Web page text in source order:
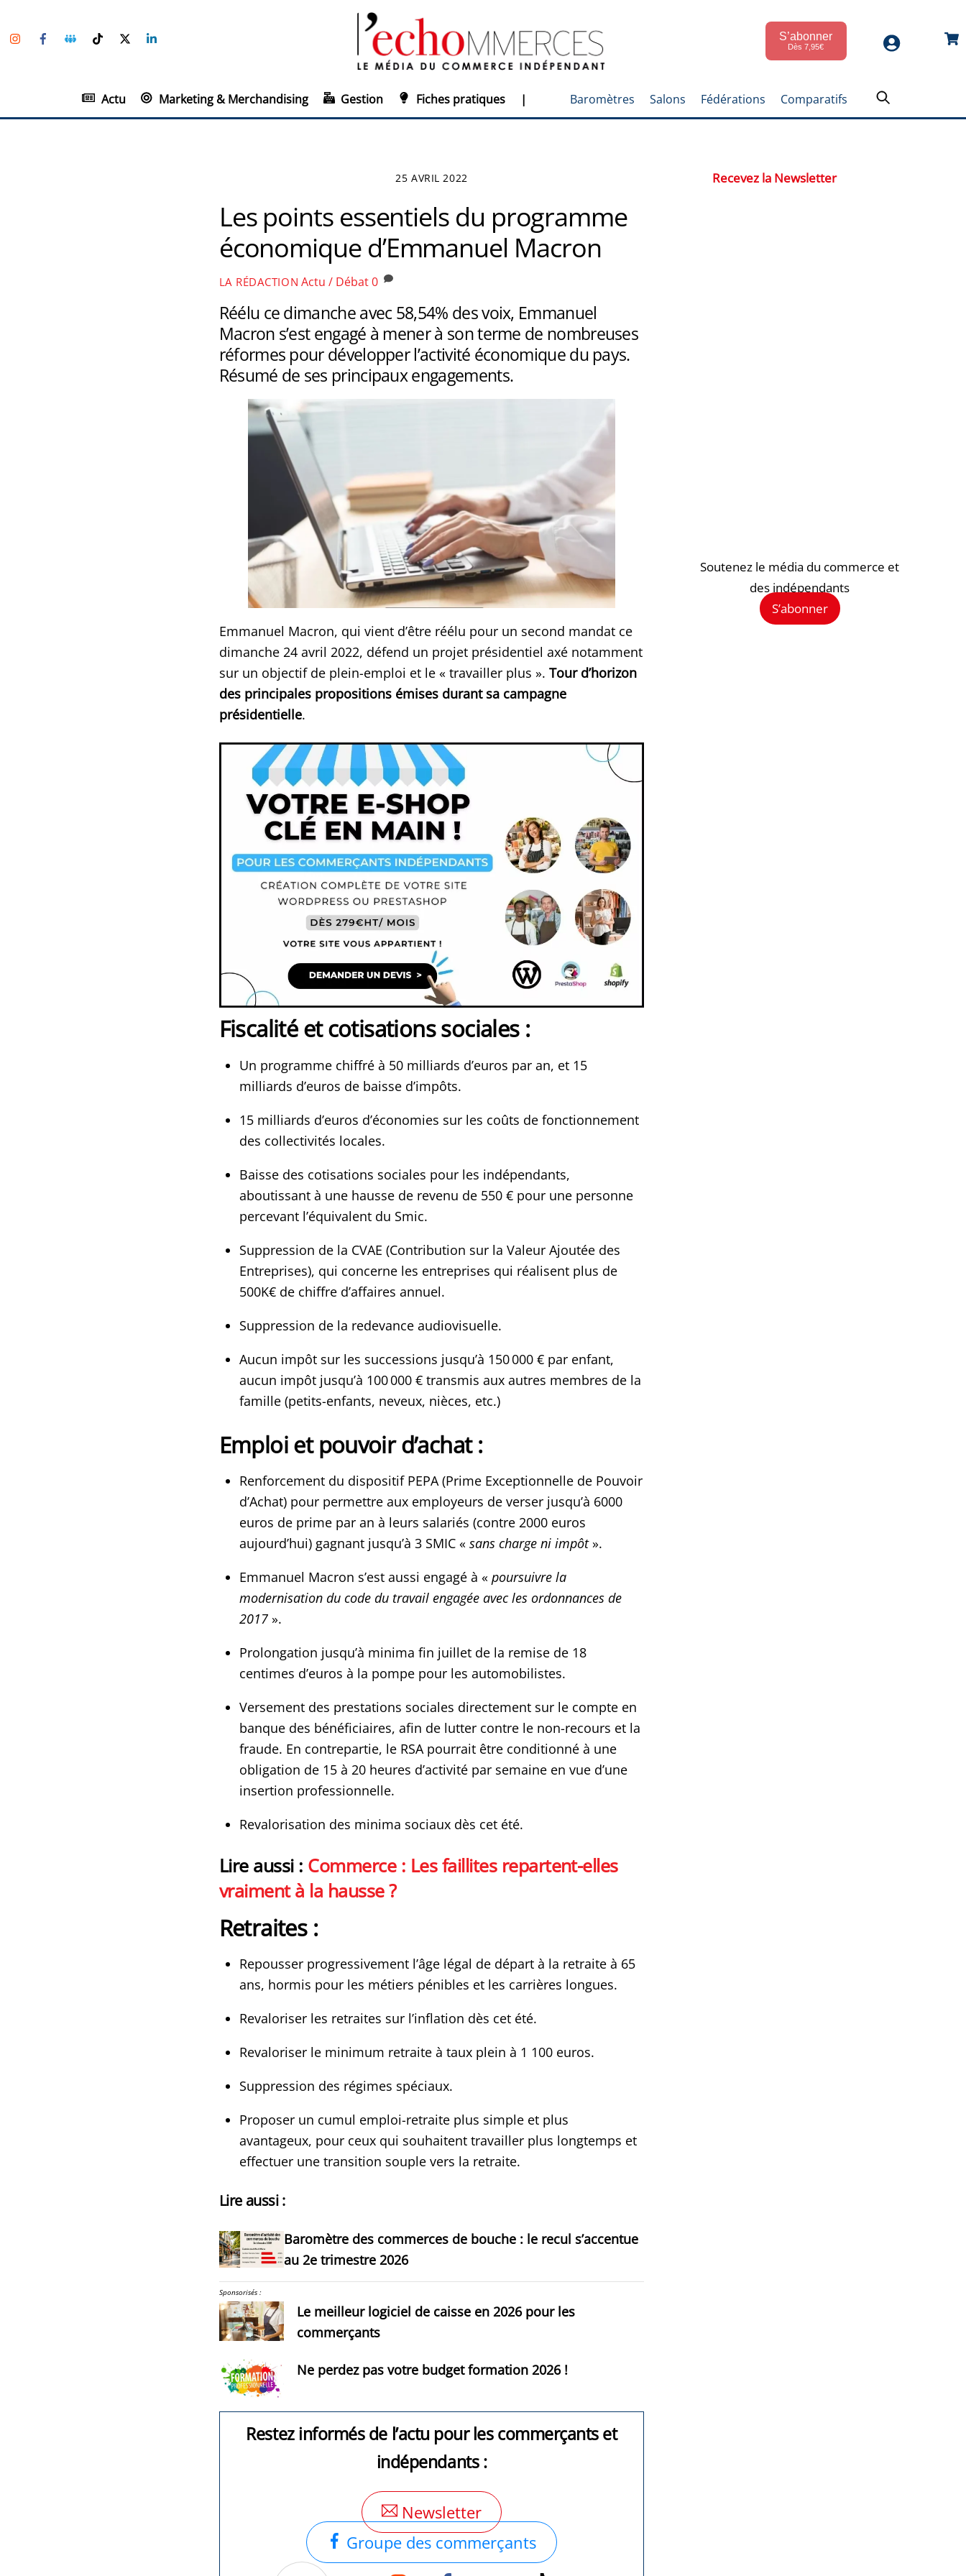
to
InstagramFacebookGroupe
Facebook
TikTokTwitter S’abonner
Dès 7,95€
Actu Marketing & Merchandising Gestion Fiches pratiques | Baromètres Salons Fédérations Comparatifs
25 AVRIL 2022
Les points essentiels du programme
économique d’Emmanuel Macron
LA RÉDACTION Actu / Débat 0
Réélu ce dimanche avec 58,54% des voix, Emmanuel
Macron s’est engagé à mener à son terme de nombreuses
réformes pour développer l’activité économique du pays.
Résumé de ses principaux engagements.
Emmanuel Macron, qui vient d’être réélu pour un second mandat ce
dimanche 24 avril 2022, défend un projet présidentiel axé notamment
sur un objectif de plein-emploi et le « travailler plus ». Tour d’horizon
des principales propositions émises durant sa campagne
présidentielle.
Fiscalité et cotisations sociales :
Un programme chiffré à 50 milliards d’euros par an, et 15
milliards d’euros de baisse d’impôts.
15 milliards d’euros d’économies sur les coûts de fonctionnement
des collectivités locales.
Baisse des cotisations sociales pour les indépendants,
aboutissant à une hausse de revenu de 550 € pour une personne
percevant l’équivalent du Smic.
Suppression de la CVAE (Contribution sur la Valeur Ajoutée des
Entreprises), qui concerne les entreprises qui réalisent plus de
500K€ de chiffre d’affaires annuel.
Suppression de la redevance audiovisuelle.
Aucun impôt sur les successions jusqu’à 150 000 € par enfant,
aucun impôt jusqu’à 100 000 € transmis aux autres membres de la
famille (petits-enfants, neveux, nièces, etc.)
Emploi et pouvoir d’achat :
Renforcement du dispositif PEPA (Prime Exceptionnelle de Pouvoir
d’Achat) pour permettre aux employeurs de verser jusqu’à 6000
euros de prime par an à leurs salariés (contre 2000 euros
aujourd’hui) gagnant jusqu’à 3 SMIC «sans charge ni impôt».
Emmanuel Macron s’est aussi engagé à «poursuivre la
modernisation du code du travail engagée avec les ordonnances de
2017 ».
Prolongation jusqu’à minima fin juillet de la remise de 18
centimes d’euros à la pompe pour les automobilistes.
Versement des prestations sociales directement sur le compte en
banque des bénéficiaires, afin de lutter contre le non-recours et la
fraude. En contrepartie, le RSA pourrait être conditionné à une
obligation de 15 à 20 heures d’activité par semaine en vue d’une
insertion professionnelle.
Revalorisation des minima sociaux dès cet été.
Lire aussi : Commerce : Les faillites repartent-elles
vraiment à la hausse ?
Retraites :
Repousser progressivement l’âge légal de départ à la retraite à 65
ans, hormis pour les métiers pénibles et les carrières longues.
Revaloriser les retraites sur l’inflation dès cet été.
Revaloriser le minimum retraite à taux plein à 1 100 euros.
Suppression des régimes spéciaux.
Proposer un cumul emploi-retraite plus simple et plus
avantageux, pour ceux qui souhaitent travailler plus longtemps et
effectuer une transition souple vers la retraite.
Lire aussi :
Baromètre des commerces de bouche : le recul s’accentue
au 2e trimestre 2026
Sponsorisés :
Le meilleur logiciel de caisse en 2026 pour les
commerçants
Ne perdez pas votre budget formation 2026 !
Restez informés de l’actu pour les commerçants et
indépendants :
Newsletter
Groupe des commerçants
Recevez la Newsletter
Soutenez le média du commerce et
des indépendants
S’abonner